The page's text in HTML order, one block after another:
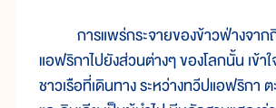
การแพร่กระจายของข้าวฟ่างจาก
แอฟริกาไปยังส่วนต่างๆ ของโลกนั้น เข้า
ชาวเรือที่เดินทาง ระหว่างทวีปแอฟริกา